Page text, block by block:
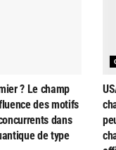
? Le champ
des motifs
dans
de type